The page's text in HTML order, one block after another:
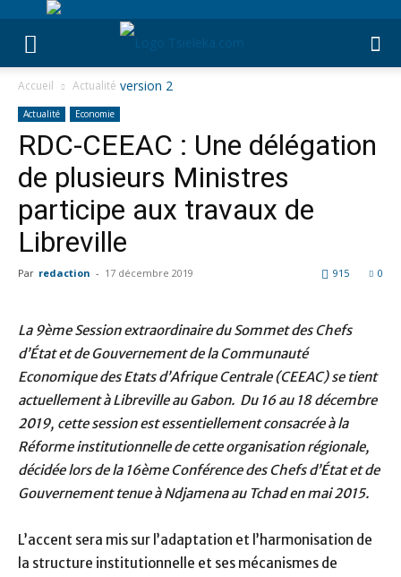
Accueil Actualité
Actualité Economie
RDC-CEEAC : Une délégation
de plusieurs Ministres
participe aux travaux de
Libreville
Par redaction - 17 décembre 2019 0
915
La 9ème Session extraordinaire du Sommet des Chefs
d’État et de Gouvernement de la Communauté
Economique des Etats d’Afrique Centrale (CEEAC) se tient
actuellement à Libreville au Gabon. Du 16 au 18 décembre
2019, cette session est essentiellement consacrée à la
Réforme institutionnelle de cette organisation régionale,
décidée lors de la 16ème Conférence des Chefs d’État et de
Gouvernement tenue à Ndjamena au Tchad en mai 2015.
L’accent sera mis sur l’adaptation et l’harmonisation de
la structure institutionnelle et ses mécanismes de